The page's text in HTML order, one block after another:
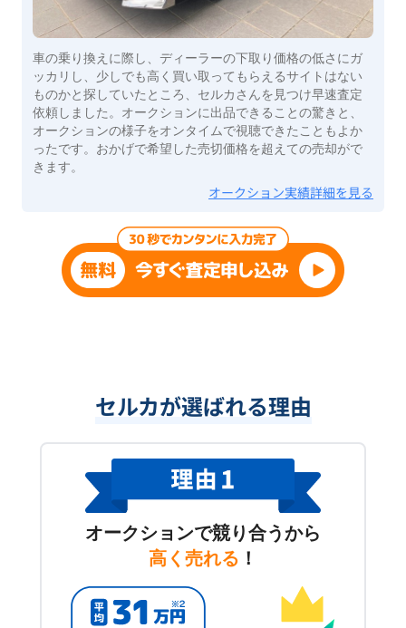
車の乗り換えに際し、ディーラーの下取り価格の低さにガ
ッカリし、少しでも高く買い取ってもらえるサイトはない
ものかと探していたところ、セルカさんを見つけ早速査定
依頼しました。オークションに出品できることの驚きと、
オークションの様子をオンタイムで視聴できたこともよか
ったです。おかげで希望した売切価格を超えての売却がで
きます。
オークション実績詳細を見る
セルカが選ばれる理由
オークションで競り合うから
高く売れる ！